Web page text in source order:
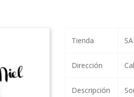
Tienda
Dirección
Descripción